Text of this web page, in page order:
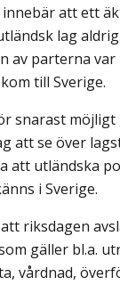
att ett
lag
av parterna
till Sverige.
snarast möjligt
att se över
att utländska
i Sverige.
riksdagen
gäller bl.a.
vårdnad,